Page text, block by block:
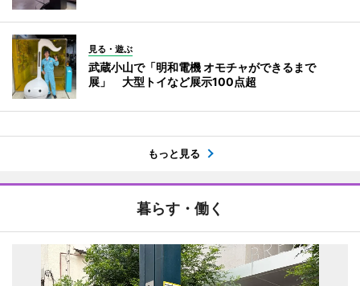
見る・遊ぶ
武蔵小山で「明和電機 オモチャができるまで
展」 大型トイなど展示100点超
もっと見る
暮らす・働く